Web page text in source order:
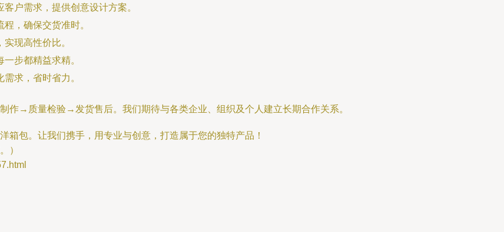
户需求，提供创意设计方案。
，确保交货准时。
现高性价比。
步都精益求精。
求，省时省力。
→质量检验→发货售后。我们期待与各类企业、组织及个人建立长期合作关系。
包。让我们携手，用专业与创意，打造属于您的独特产品！
）